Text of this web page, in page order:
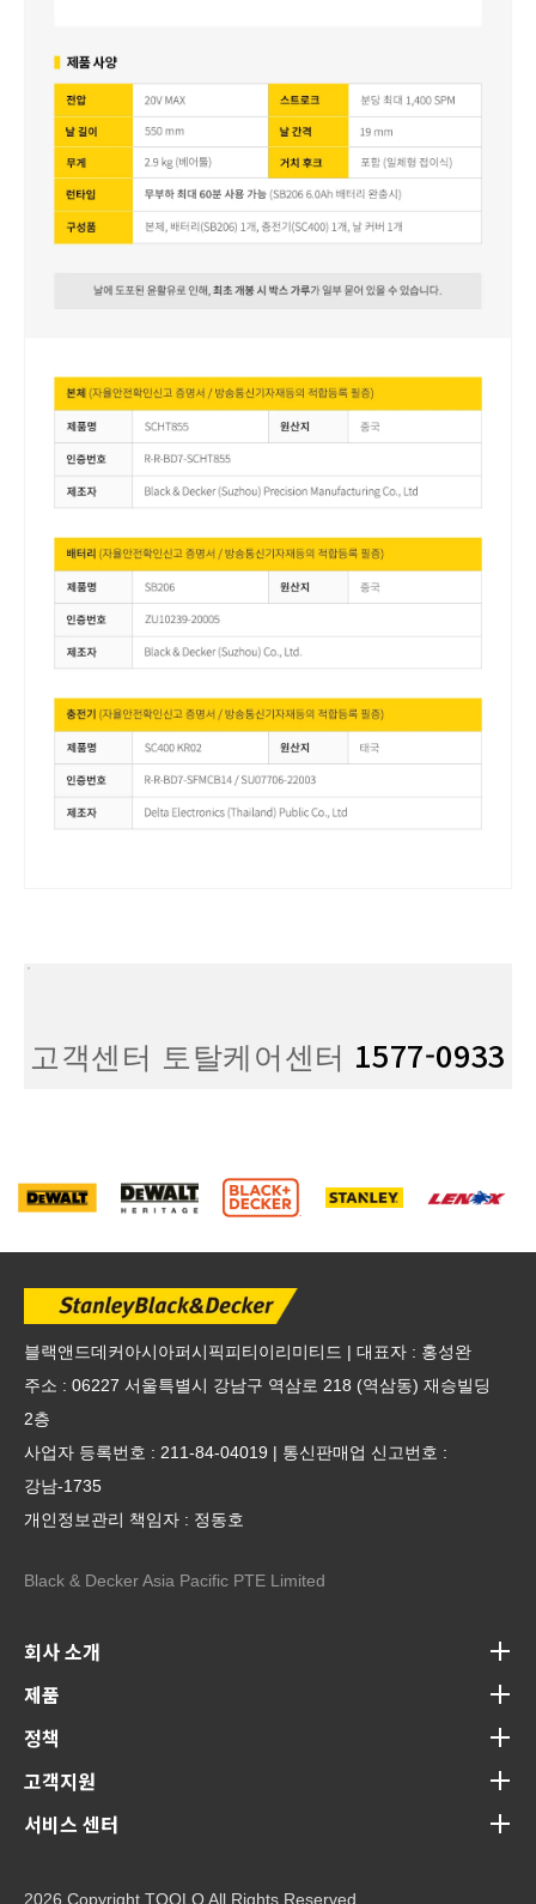
고객센터 토탈케어센터 1577-0933
블랙앤드데커아시아퍼시픽피티이리미티드 | 대표자 : 홍성완
주소 : 06227 서울특별시 강남구 역삼로 218 (역삼동) 재승빌딩
2층
사업자 등록번호 : 211-84-04019 | 통신판매업 신고번호 :
강남-1735
개인정보관리 책임자 : 정동호
Black & Decker Asia Pacific PTE Limited
회사 소개
제품
정책
고객지원
서비스 센터
2026 Copyright TOOLO All Rights Reserved.